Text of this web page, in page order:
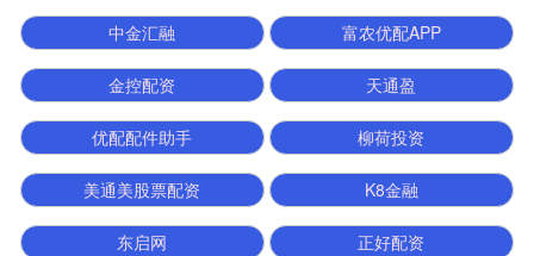
中金汇融 富农优配APP
金控配资 天通盈
优配配件助手 柳荷投资
美通美股票配资 K8金融
东启网 正好配资